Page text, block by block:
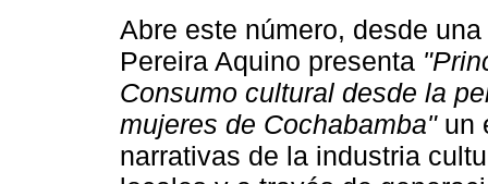
Abre este número, desde
Pereira Aquino presenta
Consumo cultural desde la
mujeres de Cochabamba"un
narrativas de la industria